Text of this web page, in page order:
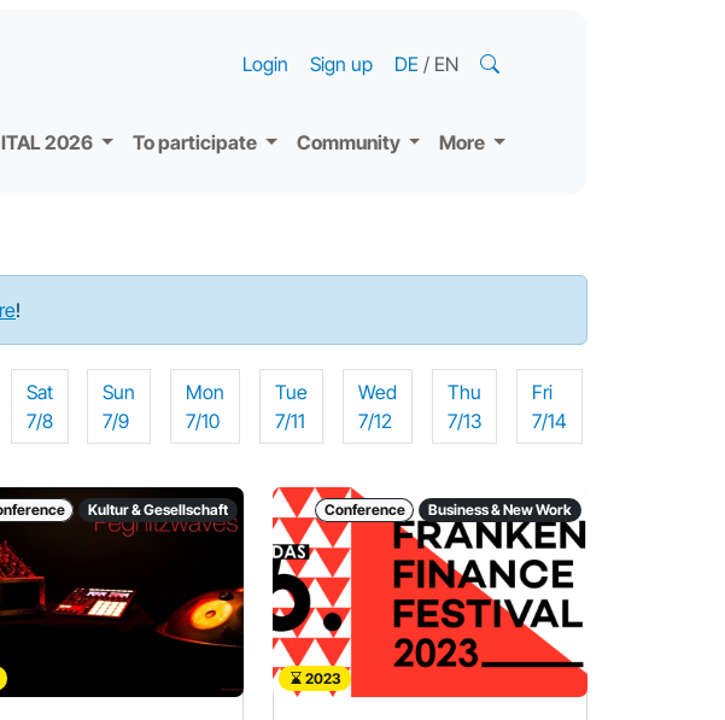
2026 To participate Community More
Login Sign up DE / EN
!
Sat
7/8
Sun
7/9
Mon
7/10
Tue
7/11
Wed
7/12
Thu
7/13
Fri
7/14
Kultur & Gesellschaft Conference Business & New Work
2023